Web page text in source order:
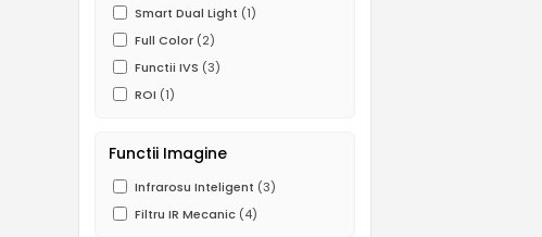
Smart Dual Light (1)
Full Color (2)
Functii IVS (3)
ROI (1)
Functii Imagine
Infrarosu Inteligent (3)
Filtru IR Mecanic (4)